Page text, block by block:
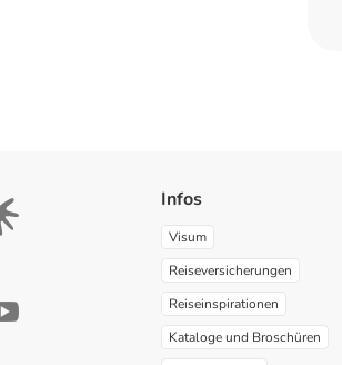
Infos
Visum
Reiseversicherungen
Reiseinspirationen
Kataloge und Broschüren